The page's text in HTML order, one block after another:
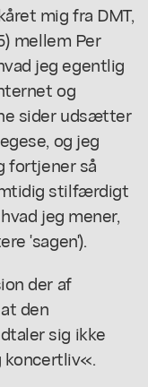
mig fra DMT,
mellem Per
jeg egentlig
og
sider udsætter
og jeg
fortjener så
stilfærdigt
jeg mener,
'sagen').
der af
den
sig ikke
koncertliv«.